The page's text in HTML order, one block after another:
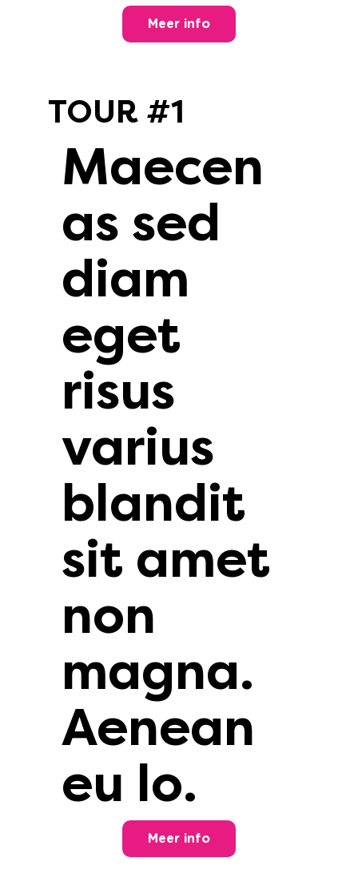
Meer info
Maecen
as sed
diam
eget
risus
varius
blandit
sit amet
non
magna.
Aenean
eu lo.
Meer info
TOUR #1